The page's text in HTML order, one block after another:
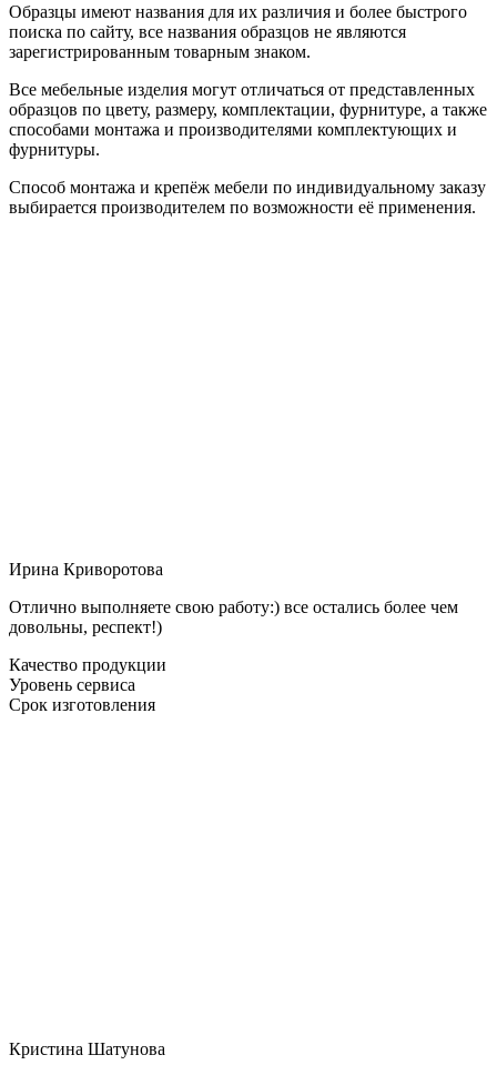
Образцы имеют названия для их различия и более быстрого
поиска по сайту, все названия образцов не являются
зарегистрированным товарным знаком.
Все мебельные изделия могут отличаться от представленных
образцов по цвету, размеру, комплектации, фурнитуре, а также
способами монтажа и производителями комплектующих и
фурнитуры.
Способ монтажа и крепёж мебели по индивидуальному заказу
выбирается производителем по возможности её применения.
Ирина Криворотова
Отлично выполняете свою работу:) все остались более чем
довольны, респект!)
Качество продукции
Уровень сервиса
Срок изготовления
Кристина Шатунова